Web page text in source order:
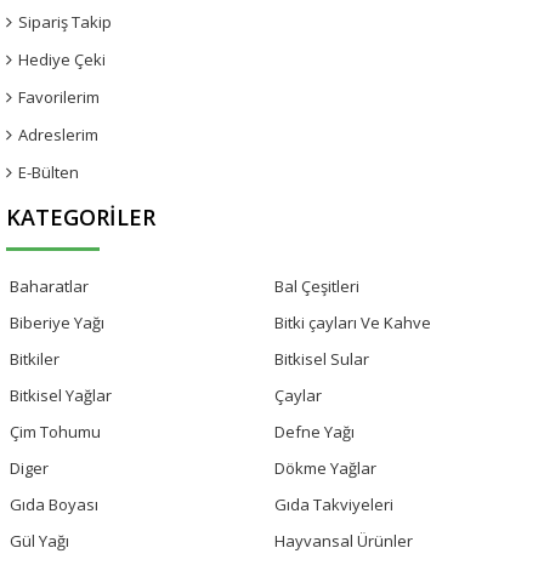
Sipariş Takip
Hediye Çeki
Favorilerim
Adreslerim
E-Bülten
KATEGORILER
Baharatlar
Bal Çeşitleri
Biberiye Yağı
Bitki çayları Ve Kahve
Bitkiler
Bitkisel Sular
Bitkisel Yağlar
Çaylar
Çim Tohumu
Defne Yağı
Diger
Dökme Yağlar
Gıda Boyası
Gıda Takviyeleri
Gül Yağı
Hayvansal Ürünler